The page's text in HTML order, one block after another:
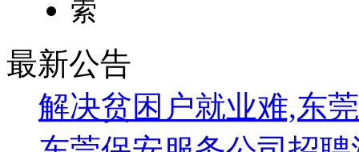
最新公告
解决贫困户就业难,东